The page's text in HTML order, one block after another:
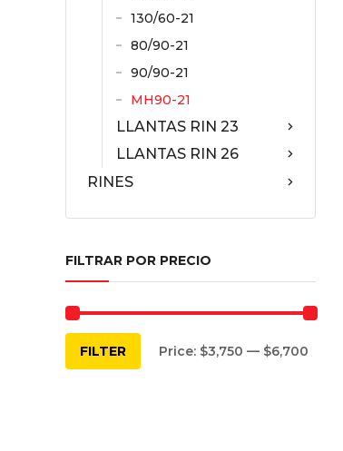
130/60-21
80/90-21
90/90-21
MH90-21
LLANTAS RIN 23
LLANTAS RIN 26
RINES
FILTRAR POR PRECIO
Min
price
Max
price
FILTER Price: $3,750 — $6,700